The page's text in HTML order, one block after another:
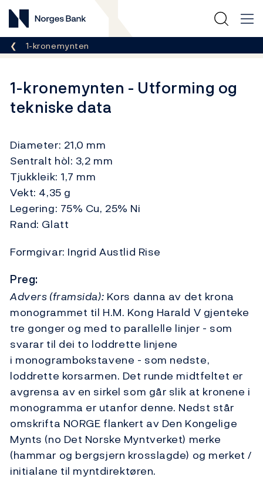
Norges Bank
Her er du nå:
1-kronemynten
1-kronemynten - Utforming og
tekniske data
Diameter: 21,0 mm
Sentralt hòl: 3,2 mm
Tjukkleik: 1,7 mm
Vekt: 4,35 g
Legering: 75% Cu, 25% Ni
Rand: Glatt
Formgivar: Ingrid Austlid Rise
Preg:
Advers (framsida): Kors danna av det krona
monogrammet til H.M. Kong Harald V gjenteke
tre gonger og med to parallelle linjer - som
svarar til dei to loddrette linjene
i monogrambokstavene - som nedste,
loddrette korsarmen. Det runde midtfeltet er
avgrensa av en sirkel som går slik at kronene i
monogramma er utanfor denne. Nedst står
omskrifta NORGE flankert av Den Kongelige
Mynts (no Det Norske Myntverket) merke
(hammar og bergsjern krosslagde) og merket /
initialane til myntdirektøren.